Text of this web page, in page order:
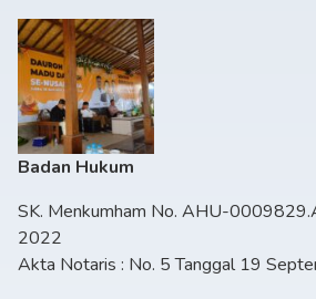
Badan Hukum
SK. Menkumham No. AHU-
2022
Akta Notaris : No. 5 Tanggal 19